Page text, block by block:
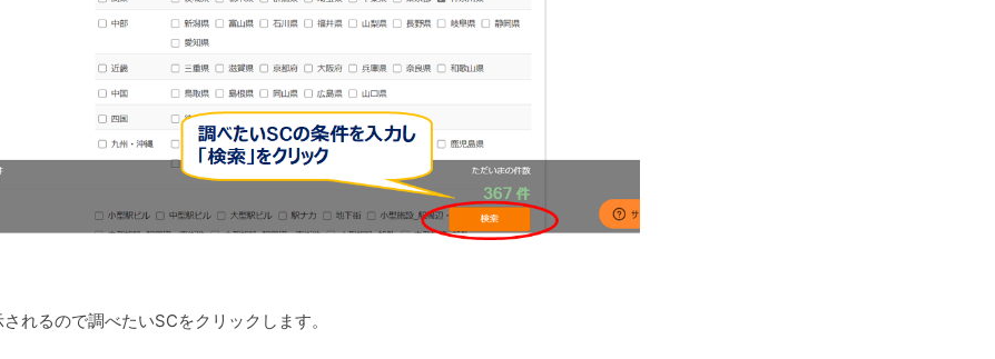
れるので調べたいSCをクリックします。